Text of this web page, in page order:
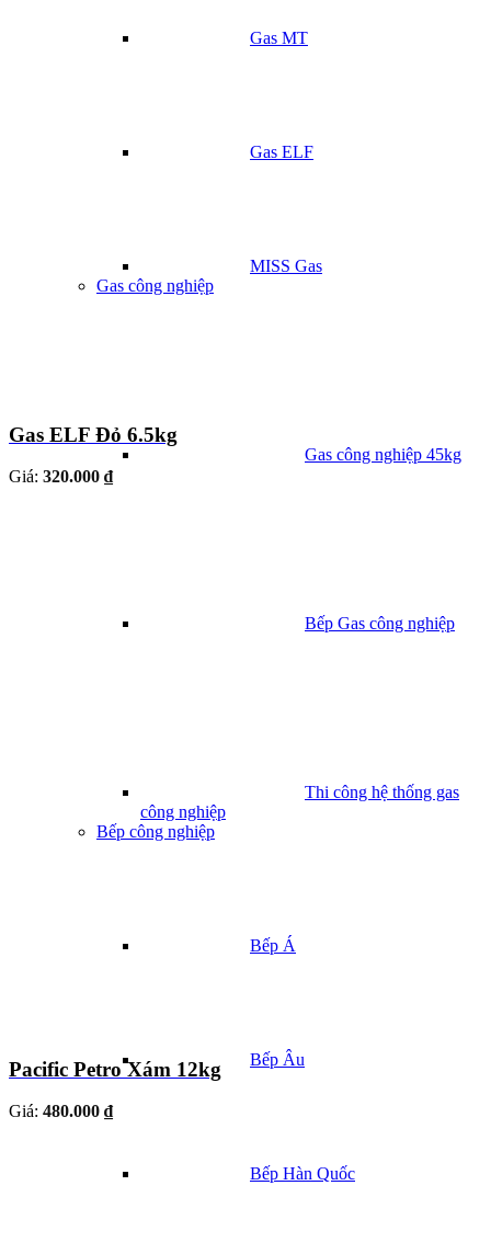
Gas MT
Gas ELF
MISS Gas
Gas công nghiệp
Gas công nghiệp 45kg
Bếp Gas công nghiệp
Thi công hệ thống gas
công nghiệp
Bếp công nghiệp
Bếp Á
Bếp Âu
Bếp Hàn Quốc
Gas ELF Đỏ 6.5kg
Giá: 320.000 ₫
Pacific Petro Xám 12kg
Giá: 480.000 ₫